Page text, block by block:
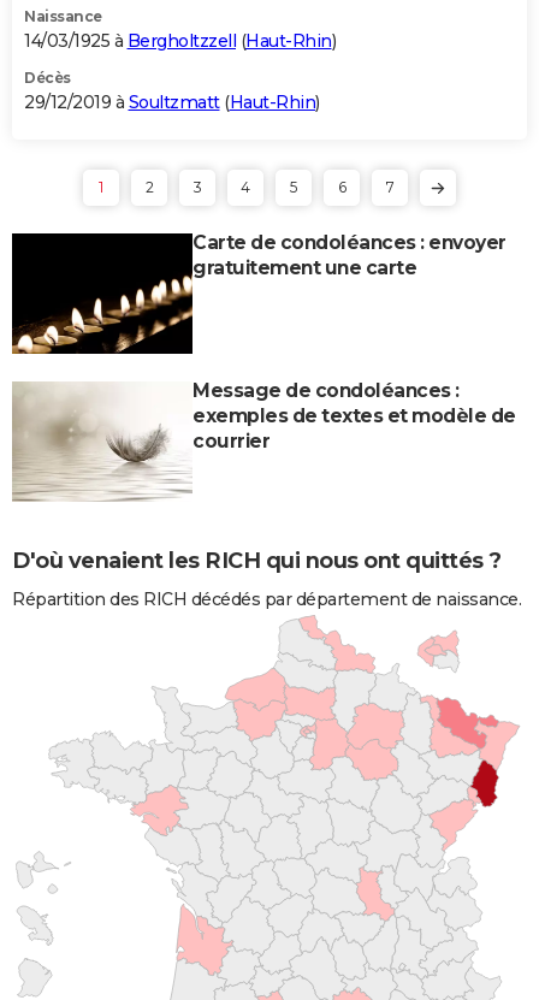
Naissance
14/03/1925 à Bergholtzzell (Haut-Rhin)
Décès
29/12/2019 à Soultzmatt(Haut-Rhin)
1 2 3 4 5 6 7
Carte de condoléances : envoyer
gratuitement une carte
Message de condoléances :
exemples de textes et modèle de
courrier
D'où venaient les RICH qui nous ont quittés ?
Répartition des RICH décédés par département de naissance.